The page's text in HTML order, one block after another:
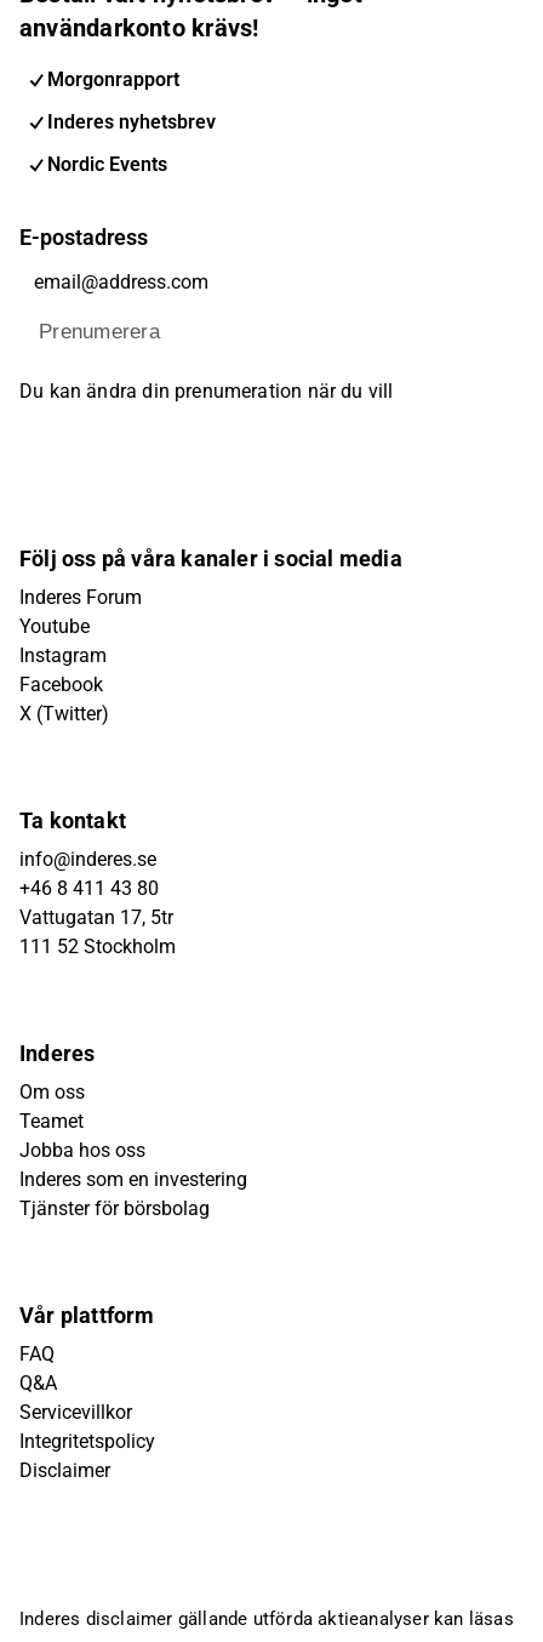
användarkonto krävs!
Morgonrapport
Inderes nyhetsbrev
Nordic Events
E-postadress
Prenumerera
Du kan ändra din prenumeration när du vill
Följ oss på våra kanaler i social media
Inderes Forum
Youtube
Instagram
Facebook
X (Twitter)
Ta kontakt
info@inderes.se
+46 8 411 43 80
Vattugatan 17, 5tr
111 52 Stockholm
Inderes
Om oss
Teamet
Jobba hos oss
Inderes som en investering
Tjänster för börsbolag
Vår plattform
FAQ
Q&A
Servicevillkor
Integritetspolicy
Disclaimer
Inderes disclaimer gällande utförda aktieanalyser kan läsas